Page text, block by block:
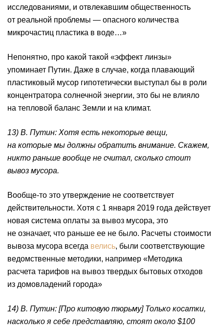
исследованиями, и отвлекавшим общественность
от реальной проблемы — опасного количества
микрочастиц пластика в воде…»
Непонятно, про какой такой «эффект линзы»
упоминает Путин. Даже в случае, когда плавающий
пластиковый мусор гипотетически выступал бы в роли
концентратора солнечной энергии, это бы не влияло
на тепловой баланс Земли и на климат.
13) В. Путин: Хотя есть некоторые вещи,
на которые мы должны обратить внимание. Скажем,
никто раньше вообще не считал, сколько стоит
вывоз мусора.
Вообще-то это утверждение не соответствует
действительности. Хотя с 1 января 2019 года действует
новая система оплаты за вывоз мусора, это
не означает, что раньше ее не было. Расчеты стоимости
вывоза мусора всегда велись, были соответствующие
ведомственные методики, например «Методика
расчета тарифов на вывоз твердых бытовых отходов
из домовладений города»
14) В. Путин: [Про китовую тюрьму] Только косатки,
насколько я себе представляю, стоят около $100